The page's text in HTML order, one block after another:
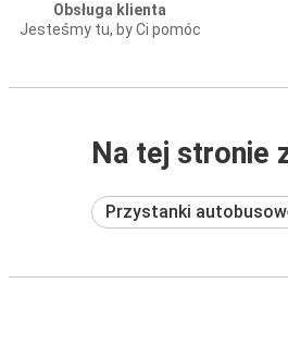
Obsługa klienta
Jesteśmy tu, by Ci pomóc
Na tej stronie
Przystanki